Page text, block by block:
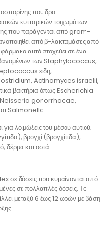
που δρα
κυτταρικών τοιχωμάτων.
που παράγονται από gram-
από β-λακταμάσες από
αυτό στοχεύει σε ένα
των Staphylococcus,
είδη,
Actinomyces israelii,
βακτήρια όπως Escherichia
gonorrhoeae,
Salmonella.
λοιμώξεις του μέσου αυτιού,
βρογχί (βρογχίτιδα),
δέρμα και οστά.
σε δόσεις που κυμαίνονται από
σε πολλαπλές δόσεις. Το
μεταξύ 6 έως 12 ωρών με βάση